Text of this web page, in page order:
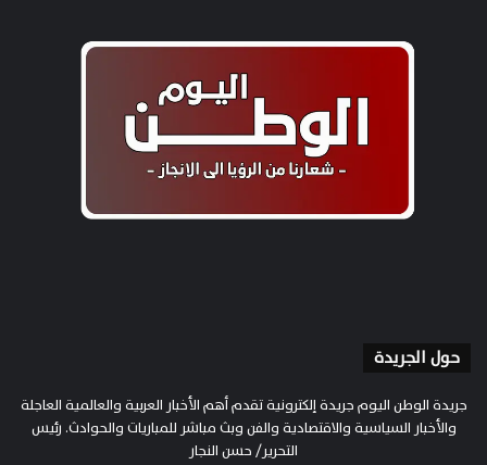
حول الجريدة
جريدة الوطن اليوم جريدة إلكترونية تقدم أهم الأخبار العربية والعالمية العاجلة
والأخبار السياسية والاقتصادية والفن وبث مباشر للمباريات والحوادث. رئيس
التحرير/ حسن النجار